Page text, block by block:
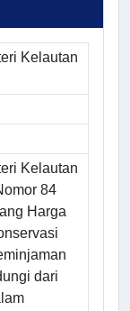
Kelautan
Kelautan
84
Harga
dari